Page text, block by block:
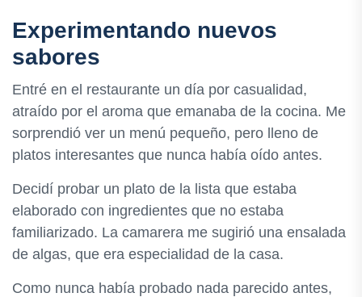
Experimentando nuevos
sabores
Entré en el restaurante un día por casualidad,
atraído por el aroma que emanaba de la cocina. Me
sorprendió ver un menú pequeño, pero lleno de
platos interesantes que nunca había oído antes.
Decidí probar un plato de la lista que estaba
elaborado con ingredientes que no estaba
familiarizado. La camarera me sugirió una ensalada
de algas, que era especialidad de la casa.
Como nunca había probado nada parecido antes,